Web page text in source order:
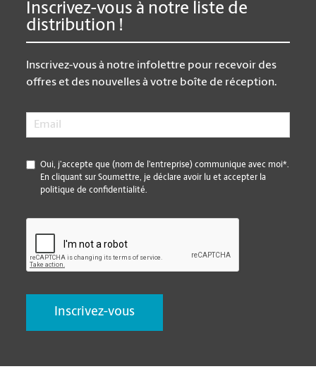
Inscrivez-vous à notre liste de
distribution !
Inscrivez-vous à notre infolettre pour recevoir des
offres et des nouvelles à votre boîte de réception.
Email
*
Oui, j’accepte que (nom de l’entreprise) communique avec moi*.
En cliquant sur Soumettre, je déclare avoir lu et accepter la
politique de confidentialité.